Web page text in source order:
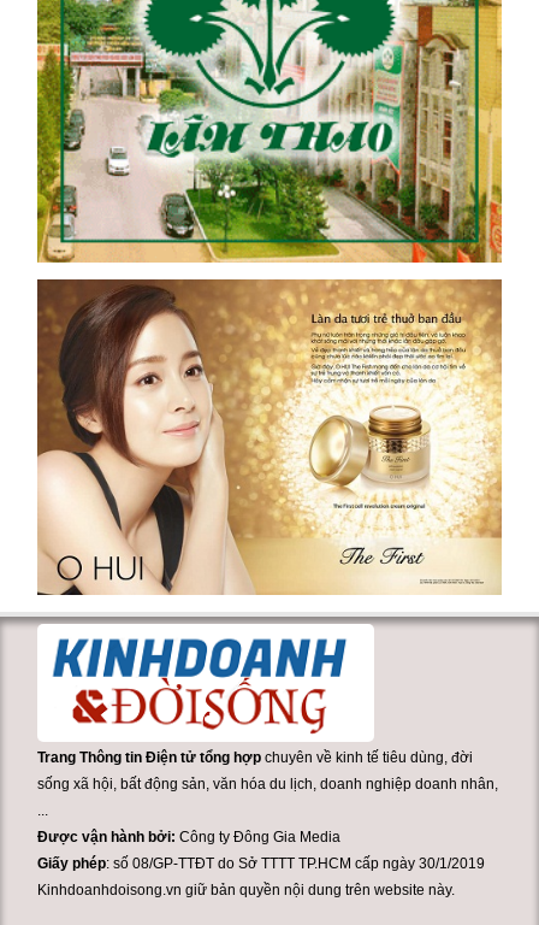
Trang Thông tin Điện tử tổng hợp chuyên về kinh tế tiêu dùng, đời
sống xã hội, bất động sản, văn hóa du lịch, doanh nghiệp doanh nhân,
...
Được vận hành bởi:Công ty Đông Gia Media
Giấy phép: số 08/GP-TTĐT do Sở TTTT TP.HCM cấp ngày 30/1/2019
Kinhdoanhdoisong.vn giữ bản quyền nội dung trên website này.